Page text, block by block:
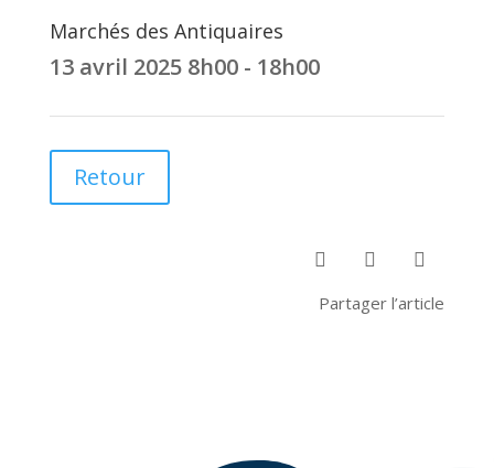
Marchés des Antiquaires
13 avril 2025 8h00 - 18h00
Retour
 

Partager l’article